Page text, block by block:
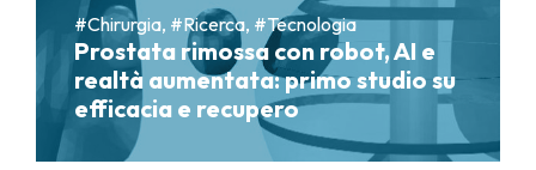
#Chirurgia, #Ricerca, #Tecnologia
Prostata rimossa con robot, AI e
realtà aumentata: primo studio su
efficacia e recupero